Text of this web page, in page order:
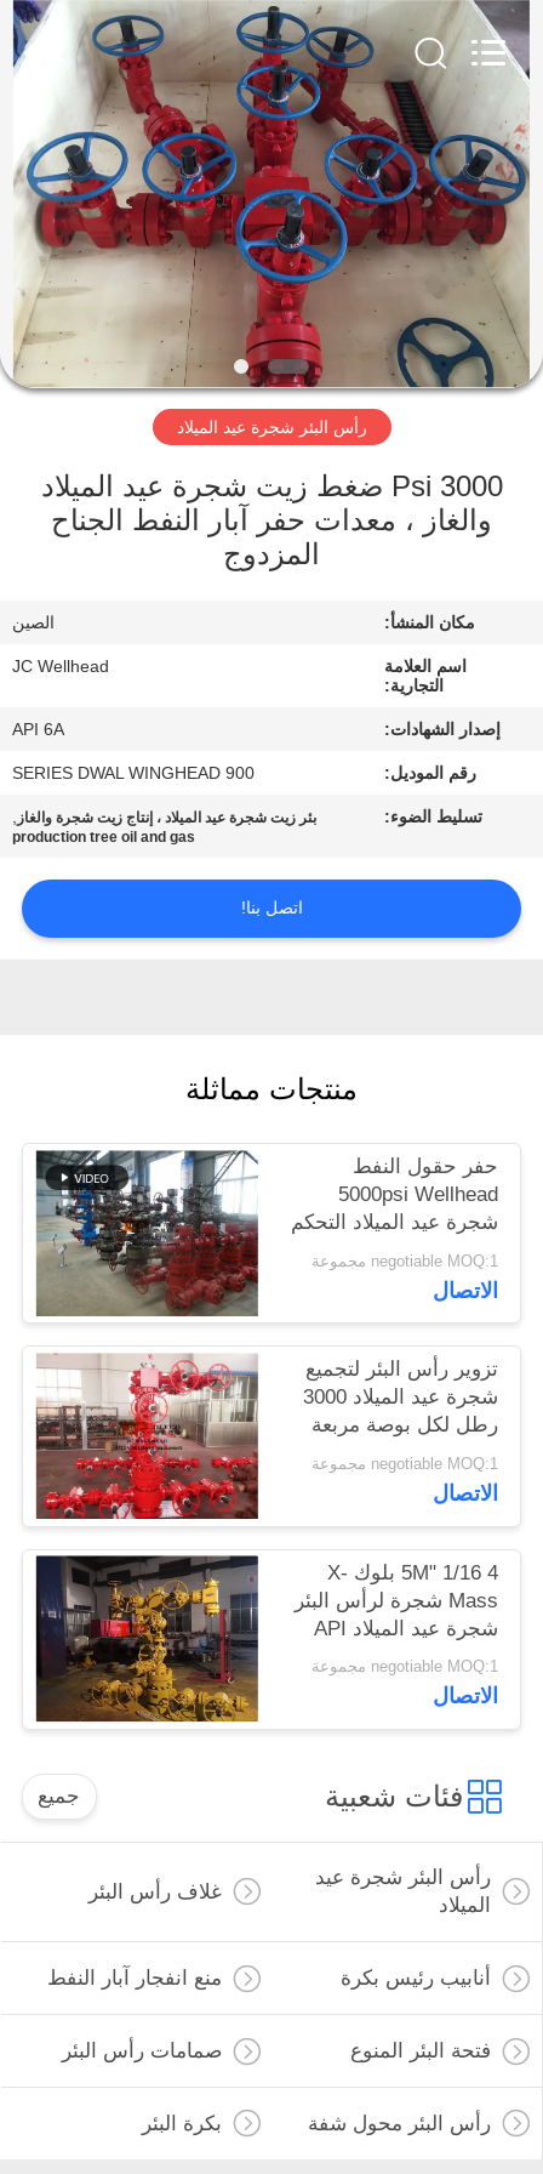
منزل،
بيت
منتجات
معلومات
عنا
في
المعمل
مراقبة
اتصل
حالات
POLICY
XI‘AN
TOOLS
CO.，
LTD.
Reserved.
رأس البئر شجرة عيد الميلاد
3000 Psi ضغط زيت شجرة عيد الميلاد
والغاز ، معدات حفر آبار النفط الجناح
المزدوج
مكان المنشأ: الصين
اسم العلامة
التجارية:
JC Wellhead
إصدار الشهادات: API 6A
رقم الموديل: 900 SERIES DWAL WINGHEAD
تسليط الضوء: بئر زيت شجرة عيد الميلاد ، إنتاج زيت شجرة والغاز ,
production tree oil and gas
اتصل بنا!
منتجات مماثلة
حفر حقول النفط
5000psi Wellhead
شجرة عيد الميلاد التحكم
في التدفق
negotiable MOQ:1 مجموعة
الاتصال
تزوير رأس البئر لتجميع
شجرة عيد الميلاد 3000
رطل لكل بوصة مربعة
لإكمال حفر الآبار
negotiable MOQ:1 مجموعة
الاتصال
4 1/16 "5M بلوك X-
Mass شجرة لرأس البئر
شجرة عيد الميلاد API
6A
negotiable MOQ:1 مجموعة
الاتصال
فئات شعبية جميع
رأس البئر شجرة عيد
الميلاد
غلاف رأس البئر
أنابيب رئيس بكرة منع انفجار آبار النفط
فتحة البئر المنوع صمامات رأس البئر
رأس البئر محول شفة بكرة البئر